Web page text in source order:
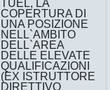
TUEL, LA
COPERTURA DI
UNA POSIZIONE
NELL`AMBITO
DELL`AREA
DELLE ELEVATE
QUALIFICAZIONI
(EX ISTRUTTORE
DIRETTIVO